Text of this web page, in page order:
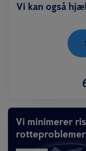
Vi kan også
Vi minimerer
rotteproblemer